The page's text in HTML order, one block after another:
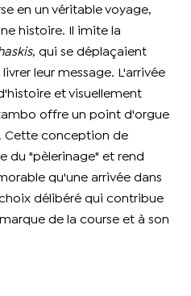
en un véritable voyage,
histoire. Il imite la
, qui se déplaçaient
leur message. L'arrivée
et visuellement
offre un point d'orgue
Cette conception de
du "pèlerinage" et rend
qu'une arrivée dans
délibéré qui contribue
de la course et à son